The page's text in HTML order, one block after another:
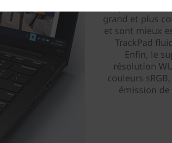
Le portable
grand et plus
et sont mieux
TrackPad
Enfin, le
résolution
couleurs
émission